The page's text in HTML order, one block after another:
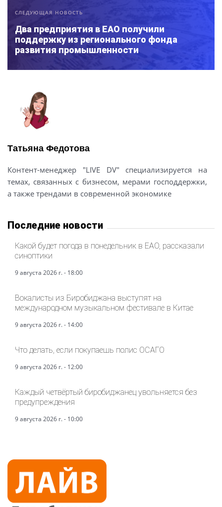
СЛЕДУЮЩАЯ НОВОСТЬ
Два предприятия в ЕАО получили
поддержку из регионального фонда
развития промышленности
Татьяна Федотова
Контент-менеджер "LIVE DV" специализируется на
темах, связанных с бизнесом, мерами господдержки,
а также трендами в современной экономике
Последние новости
Какой будет погода в понедельник в ЕАО, рассказали
синоптики
9 августа 2026 г. - 18:00
Вокалисты из Биробиджана выступят на
международном музыкальном фестивале в Китае
9 августа 2026 г. - 14:00
Что делать, если покупаешь полис ОСАГО
9 августа 2026 г. - 12:00
Каждый четвёртый биробиджанец увольняется без
предупреждения
9 августа 2026 г. - 10:00